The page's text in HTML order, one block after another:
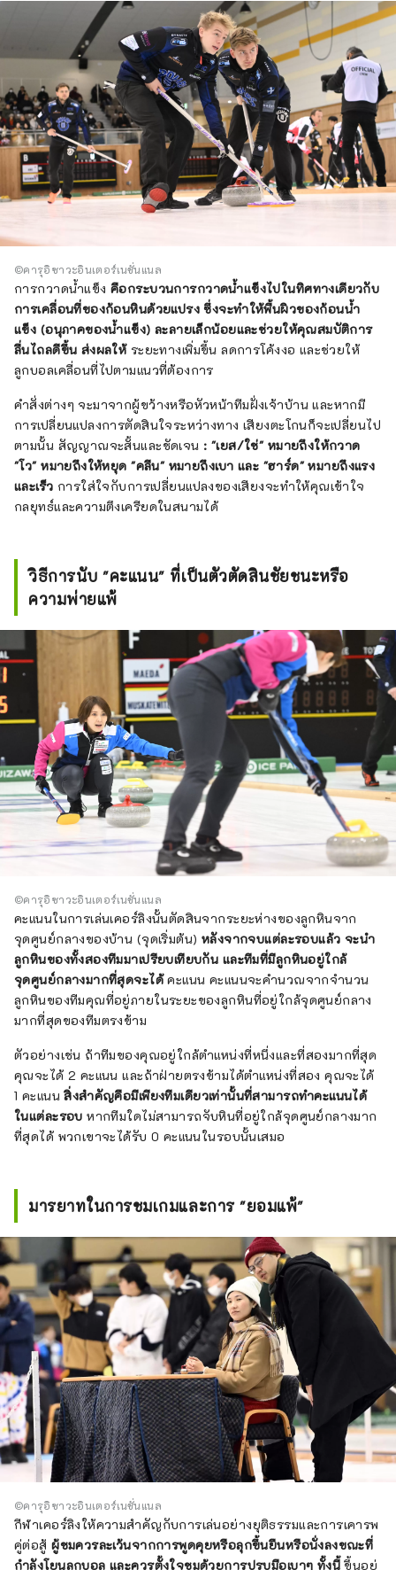
©คารุอิซาวะอินเตอร์เนชั่นแนล
การกวาดน้ำแข็งคือกระบวนการกวาดน้ำแข็งไปในทิศทางเดียวกับ
การเคลื่อนที่ของก้อนหินด้วยแปรง ซึ่งจะทำให้พื้นผิวของก้อนน้ำ
แข็ง (อนุภาคของน้ำแข็ง) ละลายเล็กน้อยและช่วยให้คุณสมบัติการ
ลื่นไถลดีขึ้น ส่งผลให้ระยะทางเพิ่มขึ้น ลดการโค้งงอ และช่วยให้
ลูกบอลเคลื่อนที่ไปตามแนวที่ต้องการ
คำสั่งต่างๆ จะมาจากผู้ขว้างหรือหัวหน้าทีมฝั่งเจ้าบ้าน และหากมี
การเปลี่ยนแปลงการตัดสินใจระหว่างทาง เสียงตะโกนก็จะเปลี่ยนไป
ตามนั้น สัญญาณจะสั้นและชัดเจน : "เยส/ใช่" หมายถึงให้กวาด
"โว" หมายถึงให้หยุด "คลีน" หมายถึงเบา และ "ฮาร์ด" หมายถึงแรง
และเร็ว การใส่ใจกับการเปลี่ยนแปลงของเสียงจะทำให้คุณเข้าใจ
กลยุทธ์และความตึงเครียดในสนามได้
วิธีการนับ "คะแนน" ที่เป็นตัวตัดสินชัยชนะหรือ
ความพ่ายแพ้
©คารุอิซาวะอินเตอร์เนชั่นแนล
คะแนนในการเล่นเคอร์ลิงนั้นตัดสินจากระยะห่างของลูกหินจาก
จุดศูนย์กลางของบ้าน (จุดเริ่มต้น) หลังจากจบแต่ละรอบแล้ว จะนำ
ลูกหินของทั้งสองทีมมาเปรียบเทียบกัน และทีมที่มีลูกหินอยู่ใกล้
จุดศูนย์กลางมากที่สุดจะได้คะแนน คะแนนจะคำนวณจากจำนวน
ลูกหินของทีมคุณที่อยู่ภายในระยะของลูกหินที่อยู่ใกล้จุดศูนย์กลาง
มากที่สุดของทีมตรงข้าม
ตัวอย่างเช่น ถ้าทีมของคุณอยู่ใกล้ตำแหน่งที่หนึ่งและที่สองมากที่สุด
คุณจะได้ 2 คะแนน และถ้าฝ่ายตรงข้ามได้ตำแหน่งที่สอง คุณจะได้
1 คะแนนสิ่งสำคัญคือมีเพียงทีมเดียวเท่านั้นที่สามารถทำคะแนนได้
ในแต่ละรอบ หากทีมใดไม่สามารถจับหินที่อยู่ใกล้จุดศูนย์กลางมาก
ที่สุดได้ พวกเขาจะได้รับ 0 คะแนนในรอบนั้นเสมอ
มารยาทในการชมเกมและการ "ยอมแพ้"
©คารุอิซาวะอินเตอร์เนชั่นแนล
กีฬาเคอร์ลิงให้ความสำคัญกับการเล่นอย่างยุติธรรมและการเคารพ
คู่ต่อสู้ผู้ชมควรละเว้นจากการพูดคุยหรือลุกขึ้นยืนหรือนั่งลงขณะที่
กำลังโยนลูกบอล และควรตั้งใจชมด้วยการปรบมือเบาๆ ทั้งนี้ ขึ้นอยู่